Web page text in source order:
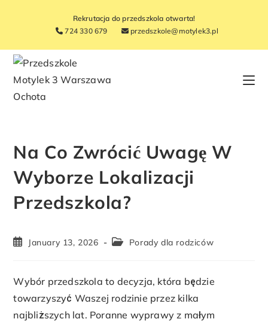
Rekrutacja do przedszkola otwarta!
724 330 679
przedszkole@motylek3.pl
Na Co Zwrócić Uwagę W
Wyborze Lokalizacji
Przedszkola?
January 13, 2026 Porady dla rodziców
Wybór przedszkola to decyzja, która będzie
towarzyszyć Waszej rodzinie przez kilka
najbliższych lat. Poranne wyprawy z małym